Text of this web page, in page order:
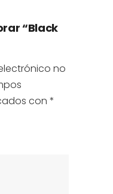
“Black
no
con *